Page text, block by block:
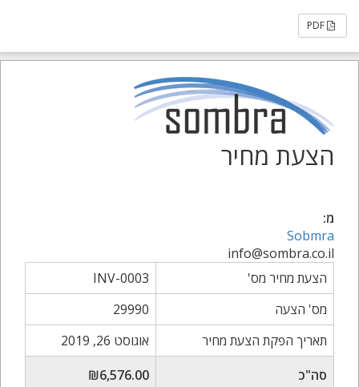
הצעת מחיר
מ:
Sobmra
info@sombra.co.il
הצעת מחיר מס'
INV-0003
מס' הצעה
29990
תאריך הפקת הצעת מחיר
אוגוסט 26, 2019
סה"כ
₪6,576.00